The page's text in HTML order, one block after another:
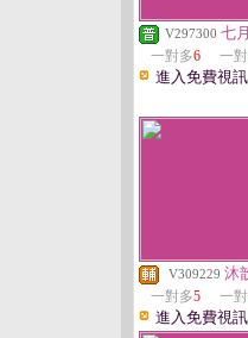
V297300 七
一對多6 一
進入免費視訊
V309229 沐
一對多5 一
進入免費視訊